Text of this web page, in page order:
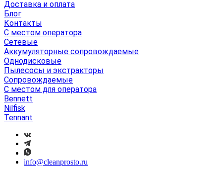
Доставка и оплата
Блог
Контакты
С местом оператора
Сетевые
Аккумуляторные сопровождаемые
Однодисковые
Пылесосы и экстракторы
Сопровождаемые
С местом для оператора
Bennett
Nilfisk
Tennant
info@cleanprosto.ru